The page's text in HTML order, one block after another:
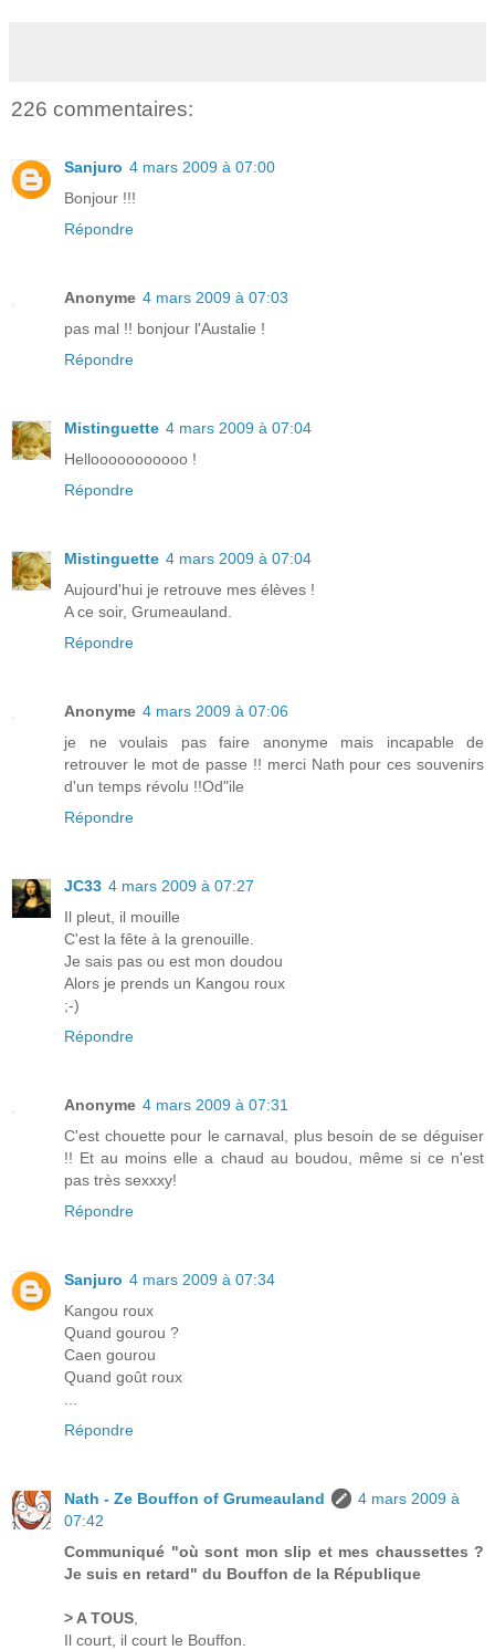
226 commentaires:
Sanjuro 4 mars 2009 à 07:00
Bonjour !!!
Répondre
Anonyme 4 mars 2009 à 07:03
pas mal !! bonjour l'Austalie !
Répondre
Mistinguette 4 mars 2009 à 07:04
Hellooooooooooo !
Répondre
Mistinguette 4 mars 2009 à 07:04
Aujourd'hui je retrouve mes élèves !
A ce soir, Grumeauland.
Répondre
Anonyme 4 mars 2009 à 07:06
je ne voulais pas faire anonyme mais incapable de
retrouver le mot de passe !! merci Nath pour ces souvenirs
d'un temps révolu !!Od"ile
Répondre
JC33 4 mars 2009 à 07:27
Il pleut, il mouille
C'est la fête à la grenouille.
Je sais pas ou est mon doudou
Alors je prends un Kangou roux
;-)
Répondre
Anonyme 4 mars 2009 à 07:31
C'est chouette pour le carnaval, plus besoin de se déguiser
!! Et au moins elle a chaud au boudou, même si ce n'est
pas très sexxxy!
Répondre
Sanjuro 4 mars 2009 à 07:34
Kangou roux
Quand gourou ?
Caen gourou
Quand goût roux
Répondre
Nath - Ze Bouffon of Grumeauland
4 mars 2009 à
07:42
Communiqué "où sont mon slip et mes chaussettes ?
Je suis en retard" du Bouffon de la République
> A TOUS
Il court, il court le Bouffon.